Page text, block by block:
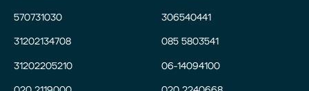
570731030
31202134708
31202205210
306540441
085 5803541
06-14094100